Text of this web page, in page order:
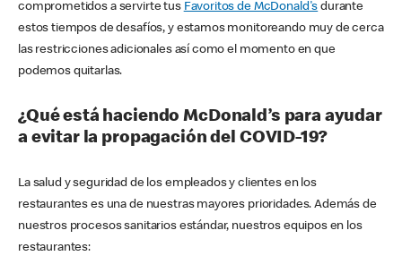
comprometidos a servirte tus Favoritos de McDonald's durante
estos tiempos de desafíos, y estamos monitoreando muy de cerca
las restricciones adicionales así como el momento en que
podemos quitarlas.
¿Qué está haciendo McDonald’s para ayudar
a evitar la propagación del COVID-19?
La salud y seguridad de los empleados y clientes en los
restaurantes es una de nuestras mayores prioridades. Además de
nuestros procesos sanitarios estándar, nuestros equipos en los
restaurantes: